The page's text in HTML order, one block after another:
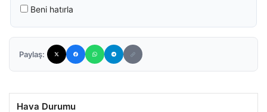
Beni hatırla
Paylaş:
Hava Durumu